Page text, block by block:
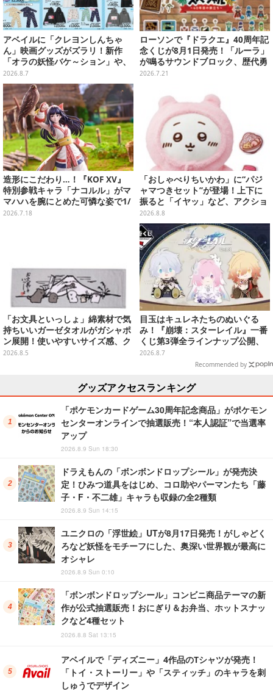
アベイルに「クレヨンしんちゃ
ん」映画グッズがズラリ！新作
「オラの妖怪バケ～ション」や、
「ヘンダーランド」「暗黒タマタ
マ」などをフィーチャー
2026.8.7
ローソンで『ドラクエ』40周年記
念くじが8月1日発売！「ルーラ」
が鳴るサウンドブロック、歴代勇
者＆スライムのフィギュアなど、
2026.7.21
造形にこだわり…！『KOF XV』
特別参戦キャラ「ナコルル」がマ
マハハを腕にとめた可憐な姿で1/
8スケールフィギュア化
2026.7.18
「おしゃべりちいかわ」に“パジ
ャマつきセット”が登場！上下に
振ると「イヤッ」など、アクショ
ンに応じて喋ってくれる
2026.8.8
「お文具といっしょ」綿素材で気
持ちいいガーゼタオルがガシャポ
ン展開！使いやすいサイズ感、ク
ールな和柄や可愛らしいお寿司な
2026.8.5
目玉はキュレネたちのぬいぐる
み！『崩壊：スターレイル』一番
くじ第3弾全ラインナップ公開、
美麗ビジュアルのアクリルボード
2026.8.7
Recommended by
グッズアクセスランキング
「ポケモンカードゲーム30周年記念商品」がポケモン
センターオンラインで抽選販売！“本人認証”で当選率
アップ
2026.8.9 Sun 18:30
ドラえもんの「ボンボンドロップシール」が発売決
定！ひみつ道具をはじめ、コロ助やパーマンたち「藤
子・F・不二雄」キャラも収録の全2種類
2026.8.9 Sun 14:15
ユニクロの「浮世絵」UTが8月17日発売！がしゃどく
ろなど妖怪をモチーフにした、奥深い世界観が最高に
オシャレ
2026.8.9 Sun 0:10
「ボンボンドロップシール」コンビニ商品テーマの新
作が公式抽選販売！おにぎり＆お弁当、ホットスナッ
クなど4種セット
2026.8.8 Sat 13:15
アベイルで「ディズニー」4作品のTシャツが発売！
「トイ・ストーリー」や「スティッチ」のキャラを刺
しゅうでデザイン